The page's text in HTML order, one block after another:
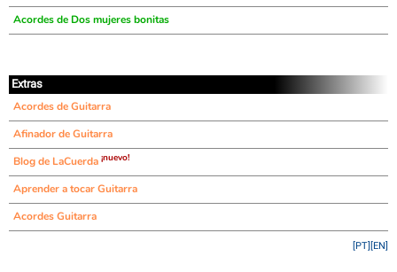
Acordes de Dos mujeres bonitas
Extras
Acordes de Guitarra
Afinador de Guitarra
Blog de LaCuerda ¡nuevo!
Aprender a tocar Guitarra
Acordes Guitarra
[EN]
[PT]